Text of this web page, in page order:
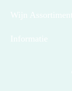
Wijn Assortiment
Informatie